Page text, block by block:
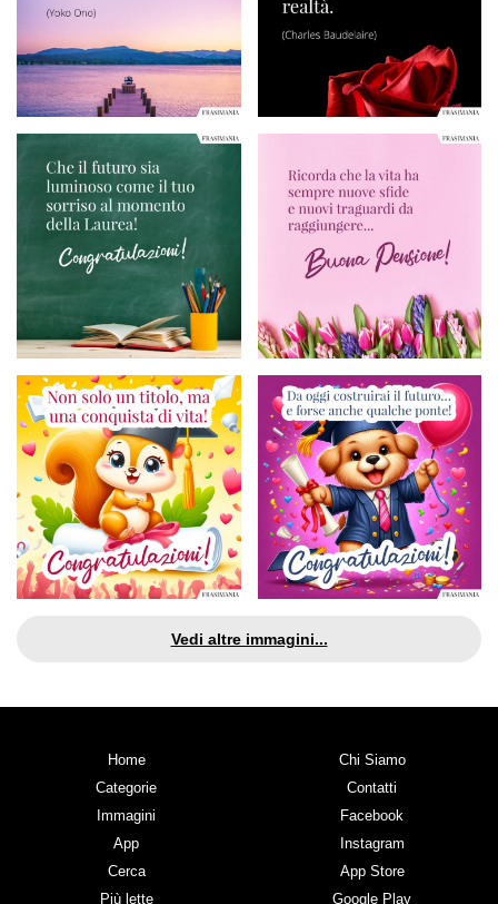
Vedi altre immagini...
Home
Categorie
Immagini
App
Cerca
Più lette
Chi Siamo
Contatti
Facebook
Instagram
App Store
Google Play